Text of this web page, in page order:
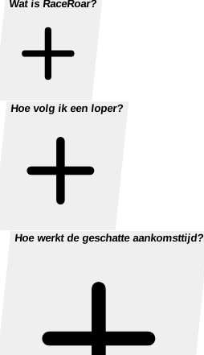
Wat is RaceRoar?
Hoe volg ik een loper?
Hoe werkt de geschatte aankomsttijd?